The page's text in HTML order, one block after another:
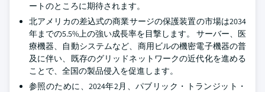
ートのところに期待されます。
北アメリカの差込式の商業サージの保護装置の市場は2034
年までの5.5%上の強い成長率を目撃します。 サーバー、医
療機器、自動システムなど、商用ビルの機密電子機器の普
及に伴い、既存のグリッドネットワークの近代化を進める
ことで、全国の製品侵入を促進します。
参照のために、2024年2月、パブリック・トランジット・